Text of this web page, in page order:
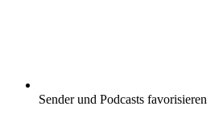
Sender und Podcasts favorisieren